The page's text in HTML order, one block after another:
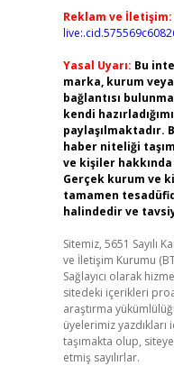
Reklam ve İletişim:
Yasal Uyarı: Bu
marka, kurum
bağlantısı
kendi
paylaşılmaktadır.
haber niteliği
ve kişiler hakkında
Gerçek kurum ve
tamamen
halindedir ve
Sitemiz, 5651 Sayılı
ve İletişim Kurumu
Sağlayıcı olarak
sitedeki içerikleri
araştırma
üyelerimiz
taşımakta olup,
etmiş sayılırlar.